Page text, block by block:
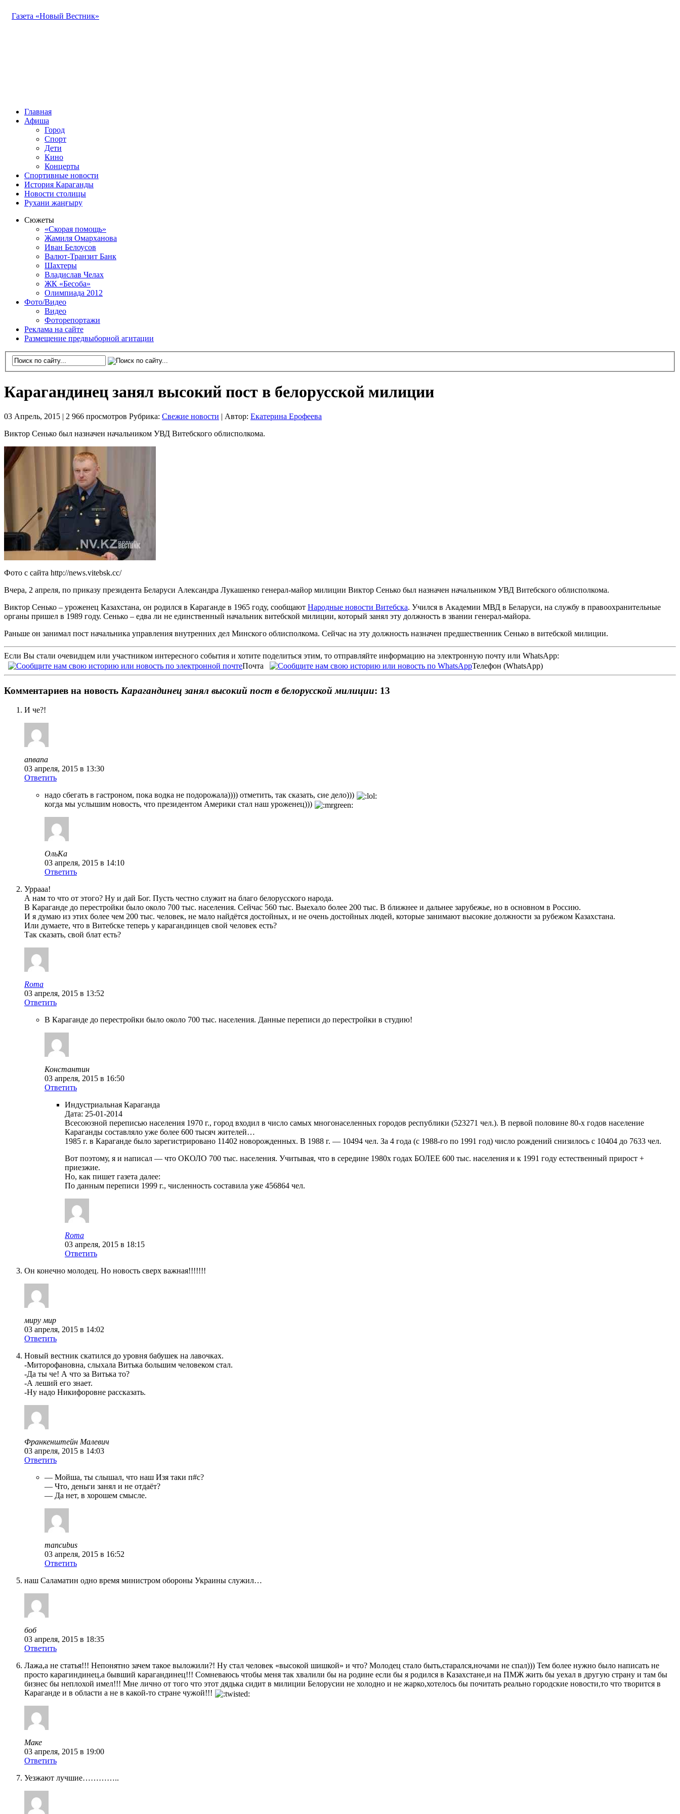
Газета «Новый Вестник»
Главная
Афиша
Город
Спорт
Дети
Кино
Концерты
Спортивные новости
История Караганды
Новости столицы
Рухани жаңғыру
Сюжеты
«Скорая помощь»
Жамиля Омарханова
Иван Белоусов
Валют-Транзит Банк
Шахтеры
Владислав Челах
ЖК «Бесоба»
Олимпиада 2012
Фото/Видео
Видео
Фоторепортажи
Реклама на сайте
Размещение предвыборной агитации
Карагандинец занял высокий пост в белорусской милиции
03 Апрель, 2015 | 2 966 просмотров Рубрика: Свежие новости Автор: Екатерина Ерофеева
Виктор Сенько был назначен начальником УВД Витебского облисполкома.
Фото с сайта http://news.vitebsk.cc/
Вчера, 2 апреля, по приказу президента Беларуси Александра Лукашенко генерал-майор милиции Виктор Сенько был назначен начальником УВД Витебского облисполкома.
Виктор Сенько – уроженец Казахстана, он родился в Караганде в 1965 году, сообщают Народные новости Витебска. Учился в Академии МВД в Беларуси, на службу в правоохранительные
органы пришел в 1989 году. Сенько – едва ли не единственный начальник витебской милиции, который занял эту должность в звании генерал-майора.
Раньше он занимал пост начальника управления внутренних дел Минского облисполкома. Сейчас на эту должность назначен предшественник Сенько в витебской милиции.
Если Вы стали очевидцем или участником интересного события и хотите поделиться этим, то отправляйте информацию на электронную почту или WhatsApp:
Почта
Телефон (WhatsApp)
Комментариев на новость Карагандинец занял высокий пост в белорусской милиции: 13
И че?!
апвапа
03 апреля, 2015 в 13:30
Ответить
надо сбегать в гастроном, пока водка не подорожала)))) отметить, так сказать, сие дело)))
когда мы услышим новость, что президентом Америки стал наш уроженец)))
ОльКа
03 апреля, 2015 в 14:10
Ответить
Уррааа!
А нам то что от этого? Ну и дай Бог. Пусть честно служит на благо белорусского народа.
В Караганде до перестройки было около 700 тыс. населения. Сейчас 560 тыс. Выехало более 200 тыс. В ближнее и дальнее зарубежье, но в основном в Россию.
И я думаю из этих более чем 200 тыс. человек, не мало найдётся достойных, и не очень достойных людей, которые занимают высокие должности за рубежом Казахстана.
Или думаете, что в Витебске теперь у карагандинцев свой человек есть?
Так сказать, свой блат есть?
Roma
03 апреля, 2015 в 13:52
Ответить
В Караганде до перестройки было около 700 тыс. населения. Данные переписи до перестройки в студию!
Константин
03 апреля, 2015 в 16:50
Ответить
Индустриальная Караганда
Дата: 25-01-2014
Всесоюзной переписью населения 1970 г., город входил в число самых многонаселенных городов республики (523271 чел.). В первой половине 80-х годов население
Караганды составляло уже более 600 тысяч жителей…
1985 г. в Караганде было зарегистрировано 11402 новорожденных. В 1988 г. — 10494 чел. За 4 года (с 1988-го по 1991 год) число рождений снизилось с 10404 до 7633 чел.
Вот поэтому, я и написал — что ОКОЛО 700 тыс. населения. Учитывая, что в середине 1980х годах БОЛЕЕ 600 тыс. населения и к 1991 году естественный прирост +
приезжие.
Но, как пишет газета далее:
По данным переписи 1999 г., численность составила уже 456864 чел.
Roma
03 апреля, 2015 в 18:15
Ответить
Он конечно молодец. Но новость сверх важная!!!!!!!
миру мир
03 апреля, 2015 в 14:02
Ответить
Новый вестник скатился до уровня бабушек на лавочках.
-Миторофановна, слыхала Витька большим человеком стал.
-Да ты че! А что за Витька то?
-А леший его знает.
-Ну надо Никифоровне рассказать.
Франкенштейн Малевич
03 апреля, 2015 в 14:03
Ответить
— Мойша, ты слышал, что наш Изя таки п#с?
— Что, деньги занял и не отдаёт?
— Да нет, в хорошем смысле.
mancubus
03 апреля, 2015 в 16:52
Ответить
наш Саламатин одно время министром обороны Украины служил…
боб
03 апреля, 2015 в 18:35
Ответить
Лажа,а не статья!!! Непонятно зачем такое выложили?! Ну стал человек «высокой шишкой» и что? Молодец стало быть,старался,ночами не спал))) Тем более нужно было написать не
просто карагиндинец,а бывший карагандинец!!! Сомневаюсь чтобы меня так хвалили бы на родине если бы я родился в Казахстане,и на ПМЖ жить бы уехал в другую страну и там бы
бизнес бы неплохой имел!!! Мне лично от того что этот дядька сидит в милиции Белорусии не холодно и не жарко,хотелось бы почитать реально городские новости,то что творится в
Караганде и в области а не в какой-то стране чужой!!!
Маке
03 апреля, 2015 в 19:00
Ответить
Уезжают лучшие…………..